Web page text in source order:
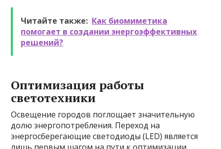
Читайте также: Как биомиметика
помогает в создании энергоэффективных
решений?
Оптимизация работы
светотехники
Освещение городов поглощает значительную
долю энергопотребления. Переход на
энергосберегающие светодиоды (LED) является